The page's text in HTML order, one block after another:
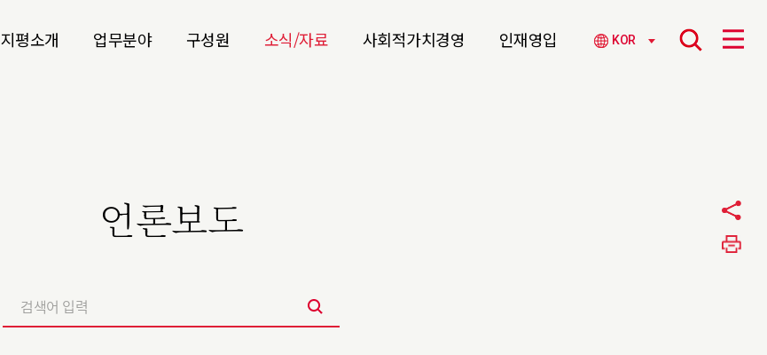
지평소개 업무분야 구성원 소식/자료 사회적가치경영 인재영입 KOR
언론보도